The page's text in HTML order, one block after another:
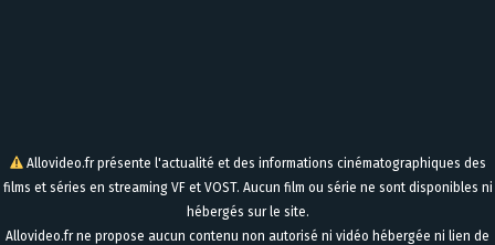
Allovideo.fr présente l'actualité et des informations cinématographiques des
films et séries en streaming VF et VOST. Aucun film ou série ne sont disponibles ni
hébergés sur le site.
Allovideo.fr ne propose aucun contenu non autorisé ni vidéo hébergée ni lien de